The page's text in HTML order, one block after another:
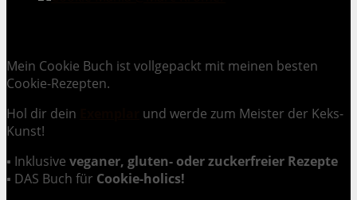
Mein Cookie Buch ist vollgepackt mit meinen besten
Cookie-Rezepten.
Hol dir dein
und werde zum Meister der Keks-
Kunst!
▪ Inklusive veganer, gluten- oder zuckerfreier Rezepte
▪ DAS Buch für Cookie-holics!